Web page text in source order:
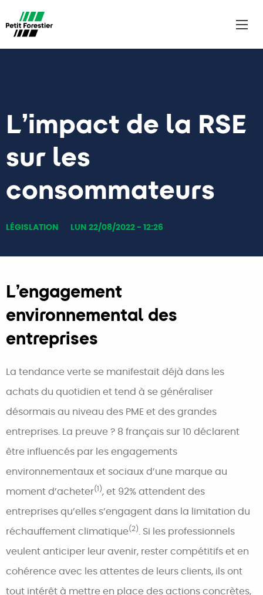
au
contenu
principal
L’impact de la RSE
sur les
consommateurs
LÉGISLATION LUN 22/08/2022 - 12:26
L’engagement
environnemental des
entreprises
La tendance verte se manifestait déjà dans les
achats du quotidien et tend à se généraliser
désormais au niveau des PME et des grandes
entreprises. La preuve ? 8 français sur 10 déclarent
être influencés par les engagements
environnementaux et sociaux d’une marque au
moment d’acheter(1), et 92% attendent des
entreprises qu’elles s’engagent dans la limitation du
réchauffement climatique(2). Si les professionnels
veulent anticiper leur avenir, rester compétitifs et en
cohérence avec les attentes de leurs clients, ils ont
tout intérêt à mettre en place des actions concrètes,